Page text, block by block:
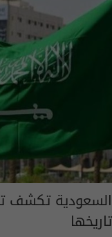
السعودية تكشف
تاريخها